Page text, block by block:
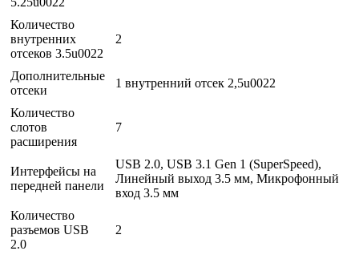
Количество
внутренних
отсеков 3.5u0022
2
Дополнительные
отсеки
1 внутренний отсек 2,5u0022
Количество
слотов
расширения
7
Интерфейсы на
передней панели
USB 2.0, USB 3.1 Gen 1 (SuperSpeed),
Линейный выход 3.5 мм, Микрофонный
вход 3.5 мм
Количество
разъемов USB
2.0
2